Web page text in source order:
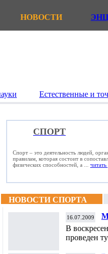
НОВОСТИ
Естественные и
СПОРТ
Спорт – это деятельность людей,
правилам, которая состоит в
физических способностей, а ... читать
НОВОСТИ СПОРТА
16.07.2009
В
проведен